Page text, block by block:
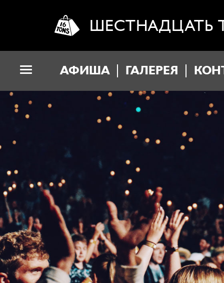
ШЕСТНАДЦАТЬ
АФИША ГАЛЕРЕЯ